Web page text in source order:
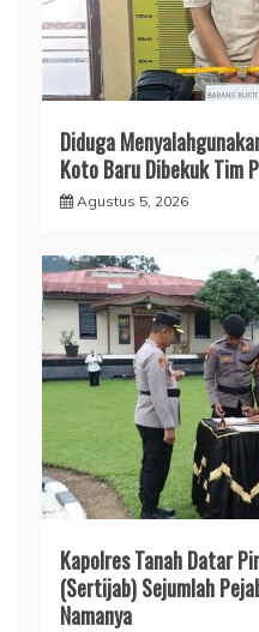
Diduga
Koto Baru Dibekuk Tim
Agustus 5, 2026
Kapolres Tanah Datar
(Sertijab) Sejumlah
Namanya